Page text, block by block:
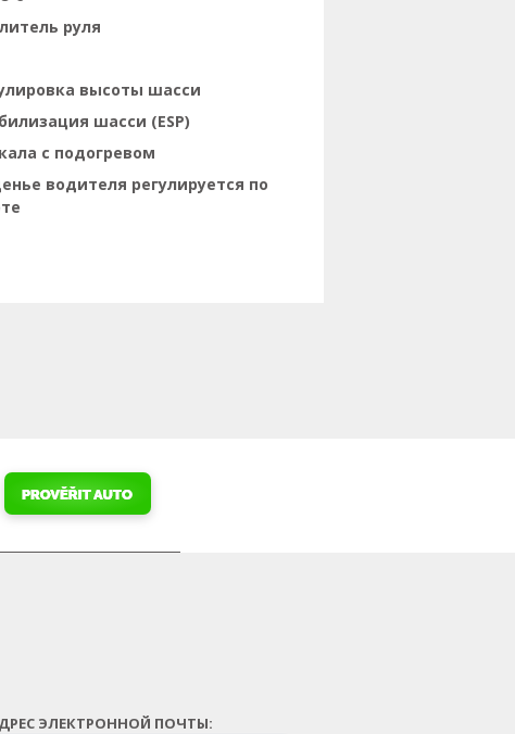
руля
высоты шасси
шасси (ESP)
с подогревом
водителя регулируется по
ЭЛЕКТРОННОЙ ПОЧТЫ: